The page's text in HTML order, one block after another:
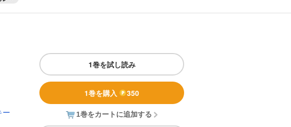
1巻を試し読み
1巻を購入 350
1巻をカートに追加する
ー